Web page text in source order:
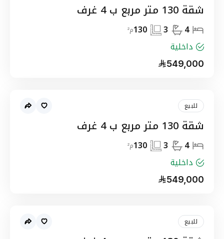
شقة 130 متر مربع ب 4 غرف
4
3
130م²
داخلية
549,000
للبيع
شقة 130 متر مربع ب 4 غرف
4
3
130م²
داخلية
549,000
للبيع